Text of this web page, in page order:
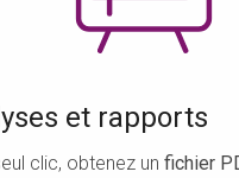
et rapports
clic, obtenez un fichier